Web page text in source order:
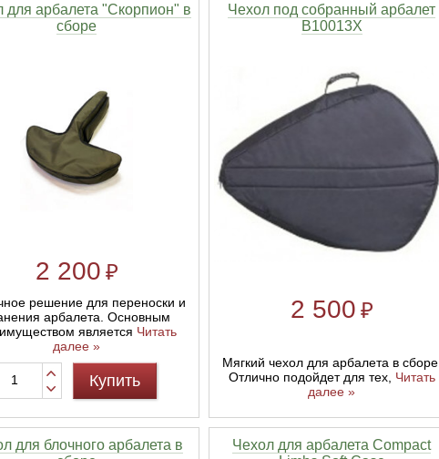
для арбалета "Скорпион" в
сборе
2 200 ₽
решение для переноски и
арбалета. Основным
является Читать
далее »
Купить
Чехол под собранный арбалет
B10013X
2 500 ₽
Мягкий чехол для арбалета в сборе.
Отлично подойдет для тех, Читать
далее »
для блочного арбалета в
Чехол для арбалета Compact